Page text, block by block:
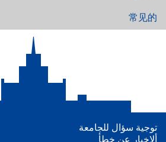
常见的
توجية سؤال للجامعة
ألإخبار عن خطأ